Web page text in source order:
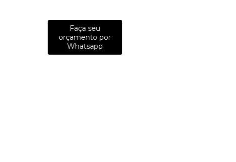
Faça seu
orçamento por
Whatsapp